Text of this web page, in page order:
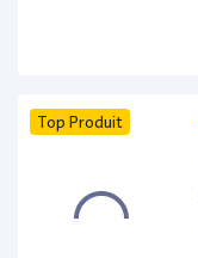
Top Produit